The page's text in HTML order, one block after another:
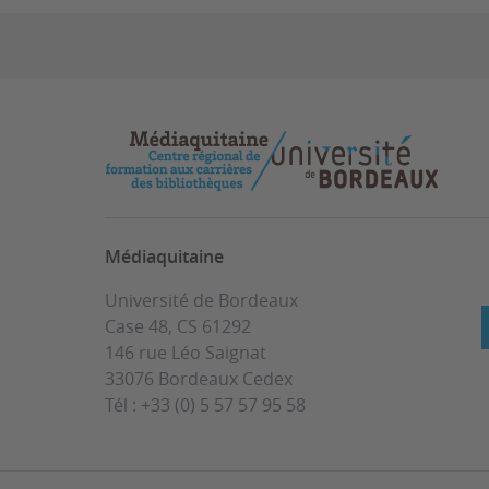
Médiaquitaine
Université de Bordeaux
Case 48, CS 61292
146 rue Léo Saignat
33076 Bordeaux Cedex
Tél : +33 (0) 5 57 57 95 58